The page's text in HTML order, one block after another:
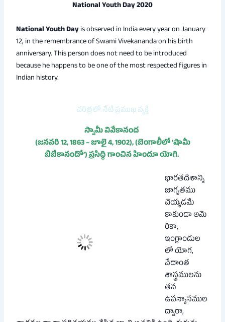
National Youth Day 2020
National Youth Dayis observed in India every year on January
12, in the remembrance of Swami Vivekananda on his birth
anniversary. This person does not need to be introduced
because he happens to be one of the most respected figures in
Indian history.
చరిత్రలో నేటి ప్రముఖ వ్యక్తి
స్వామీ వివేకానంద
(జనవరి 12, 1863 – జూలై 4, 1902), (బెంగాలీలో ‘షామీ
బిబేకానందో’) ప్రసిద్ధి గాంచిన హిందూ యోగి.
భారతదేశాన్ని
జాగృతము
చెయ్యడమే
కాకుండా అమె
రికా,
ఇంగ్లాండుల
లో యోగ,
వేదాంత
శాస్త్రములను
తన
ఉపన్యాసముల
ద్వారా,